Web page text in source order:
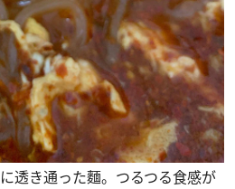
透き通った麵。つるつる食感が